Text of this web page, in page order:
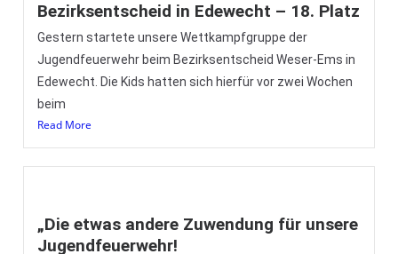
Bezirksentscheid in Edewecht – 18. Platz
Gestern startete unsere Wettkampfgruppe der
Jugendfeuerwehr beim Bezirksentscheid Weser-Ems in
Edewecht. Die Kids hatten sich hierfür vor zwei Wochen
beim
Read More
„Die etwas andere Zuwendung für unsere
Jugendfeuerwehr!